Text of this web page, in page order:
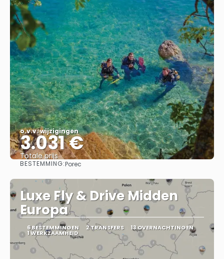
o.v.v. wijzigingen
3.031 €
Totale prijs
BESTEMMING:Porec
Luxe Fly & Drive Midden
Europa
6 BESTEMMINGEN 2 TRANSFERS 13 OVERNACHTINGEN
1 WERKZAAMHEID